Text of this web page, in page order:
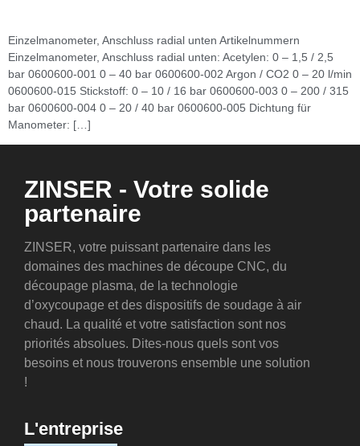
Einzelmanometer, Anschluss radial unten Artikelnummern
Einzelmanometer, Anschluss radial unten: Acetylen: 0 – 1,5 / 2,5
bar 0600600-001 0 – 40 bar 0600600-002 Argon / CO2 0 – 20 l/min
0600600-015 Stickstoff: 0 – 10 / 16 bar 0600600-003 0 – 200 / 315
bar 0600600-004 0 – 20 / 40 bar 0600600-005 Dichtung für
Manometer: […]
ZINSER - Votre solide
partenaire
ZINSER, votre puissant partenaire dans les
domaines des machines de découpe CNC, du
découpage plasma, de la technologie
d’oxycoupage et des dispositifs de soudage à air
chaud. La qualité et votre satisfaction sont nos
priorités absolues. Dites-nous quels sont vos
besoins et nous trouverons ensemble une solution
!
L'entreprise